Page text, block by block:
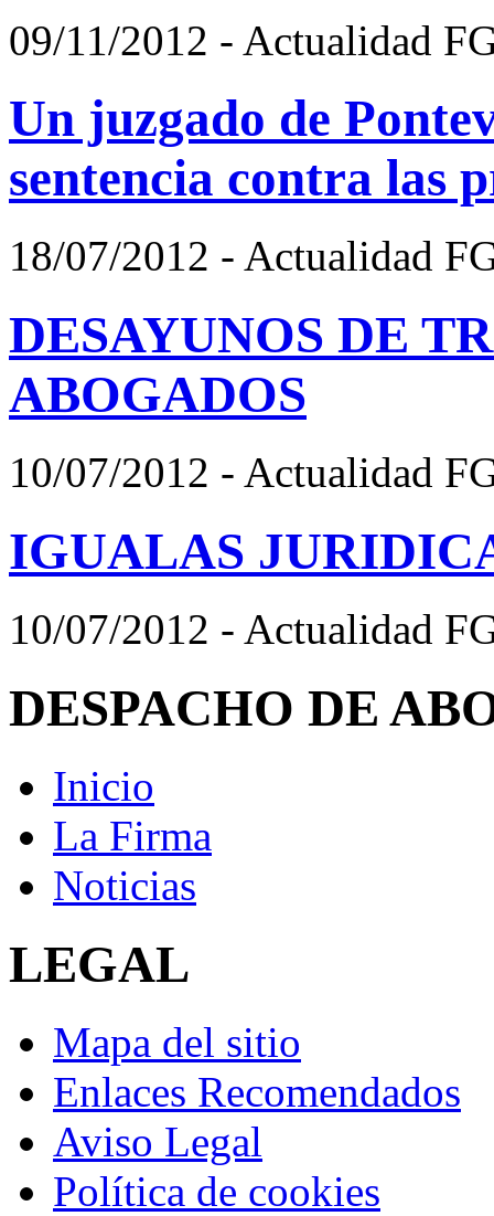
09/11/2012 - Actualidad
Un juzgado de
sentencia contra las
18/07/2012 - Actualidad
DESAYUNOS DE
ABOGADOS
10/07/2012 - Actualidad
IGUALAS
10/07/2012 - Actualidad
DESPACHO DE
Inicio
La Firma
Noticias
LEGAL
Mapa del sitio
Enlaces Recomendados
Aviso Legal
Política de cookies